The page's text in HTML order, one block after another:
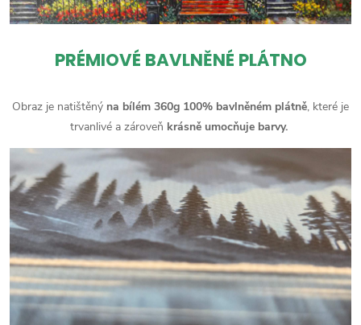
PRÉMIOVÉ BAVLNĚNÉ PLÁTNO
Obraz je natištěný na bílém 360g 100% bavlněném plátně, které je
trvanlivé a zároveň krásně umocňuje barvy.